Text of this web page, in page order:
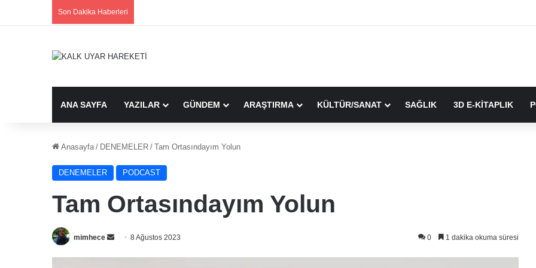
Son Dakika Haberleri
ANA SAYFA YAZILAR GÜNDEM ARAŞTIRMA KÜLTÜR/SANAT SAĞLIK 3D E-KİTAPLIK
Anasayfa / DENEMELER / Tam Ortasındayım Yolun
DENEMELER PODCAST
Tam Ortasındayım Yolun
mimhece
Bir
8 Ağustos 2023 0 1 dakika okuma süresi